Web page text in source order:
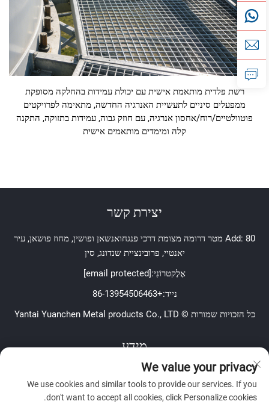
רשת פלדית מותאמת אישית עם יכולת עמידות בהחלקה מסופקת
ממפעלים סיניים לתעשיית האנרגיה החדשה, מתאימה לפרויקטים
פוטוולטיים/רוח/אחסון אנרגיה, עם חוזק גבוה, עמידות בתזוקה, התקנה
קלה ומימדים מותאמים אישית
יצירת קשר
Add: 80 מטר דרומה מצומת דרכי פנגחואנשאן ופושין, מחוז פושאן, עיר
יאנטיי, פרובינציית שנדונג, סין
אֶלֶקטרוֹנִי:[email protected]
נייד:+86-13954506463
כל הזכויות שמורות © Yantai Yuanchen Metal products Co., LTD
מידע
הירשם לקבל את הניוזלטר השבועי שלנו
We value your privacy
We use cookies and similar tools to provide our services. If you
don't want to accept all cookies, click Personalize cookies.